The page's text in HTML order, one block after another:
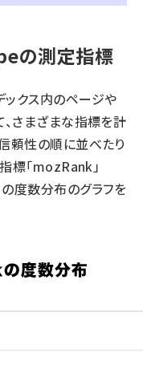
の測定指標
ックス内のページや
、さまざまな指標を計
頼性の順に並べたり
標「mozRank」
度数分布のグラフを